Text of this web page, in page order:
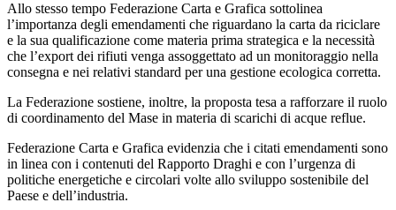
Allo stesso tempo Federazione Carta e Grafica sottolinea
l’importanza degli emendamenti che riguardano la carta da riciclare
e la sua qualificazione come materia prima strategica e la necessità
che l’export dei rifiuti venga assoggettato ad un monitoraggio nella
consegna e nei relativi standard per una gestione ecologica corretta.
La Federazione sostiene, inoltre, la proposta tesa a rafforzare il ruolo
di coordinamento del Mase in materia di scarichi di acque reflue.
Federazione Carta e Grafica evidenzia che i citati emendamenti sono
in linea con i contenuti del Rapporto Draghi e con l’urgenza di
politiche energetiche e circolari volte allo sviluppo sostenibile del
Paese e dell’industria.